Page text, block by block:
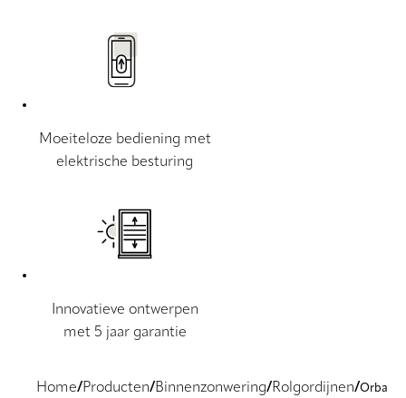
Moeiteloze bediening met
elektrische besturing
Innovatieve ontwerpen
met 5 jaar garantie
Home Producten Binnenzonwering Rolgordijnen Orba